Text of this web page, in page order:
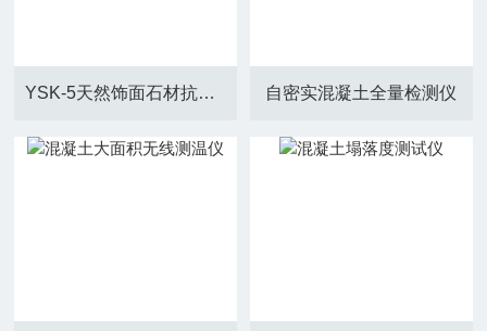
YSK-5天然饰面石材抗折试验机 自密实混凝土全量检测仪